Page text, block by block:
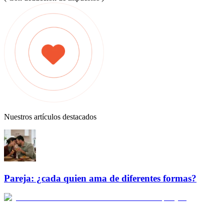
Nuestros artículos destacados
Pareja: ¿cada quien ama de diferentes formas?